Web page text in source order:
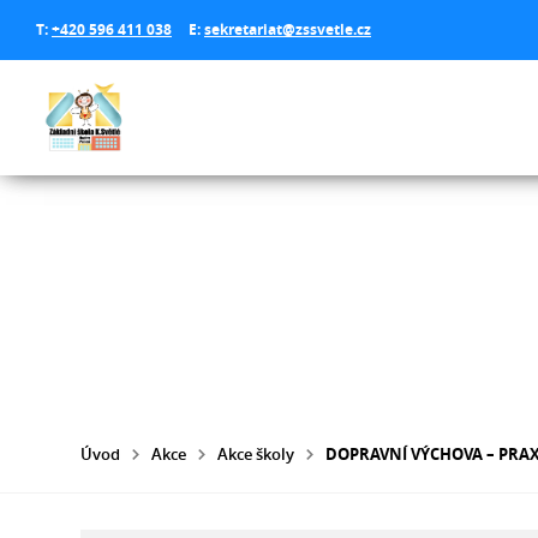
T:+420 596 411 038 E:sekretariat@zssvetle.cz
Úvod Akce Akce školy DOPRAVNÍ VÝCHOVA –